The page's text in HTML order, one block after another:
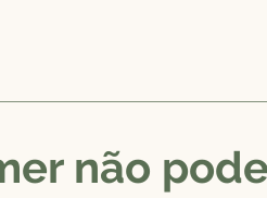
não